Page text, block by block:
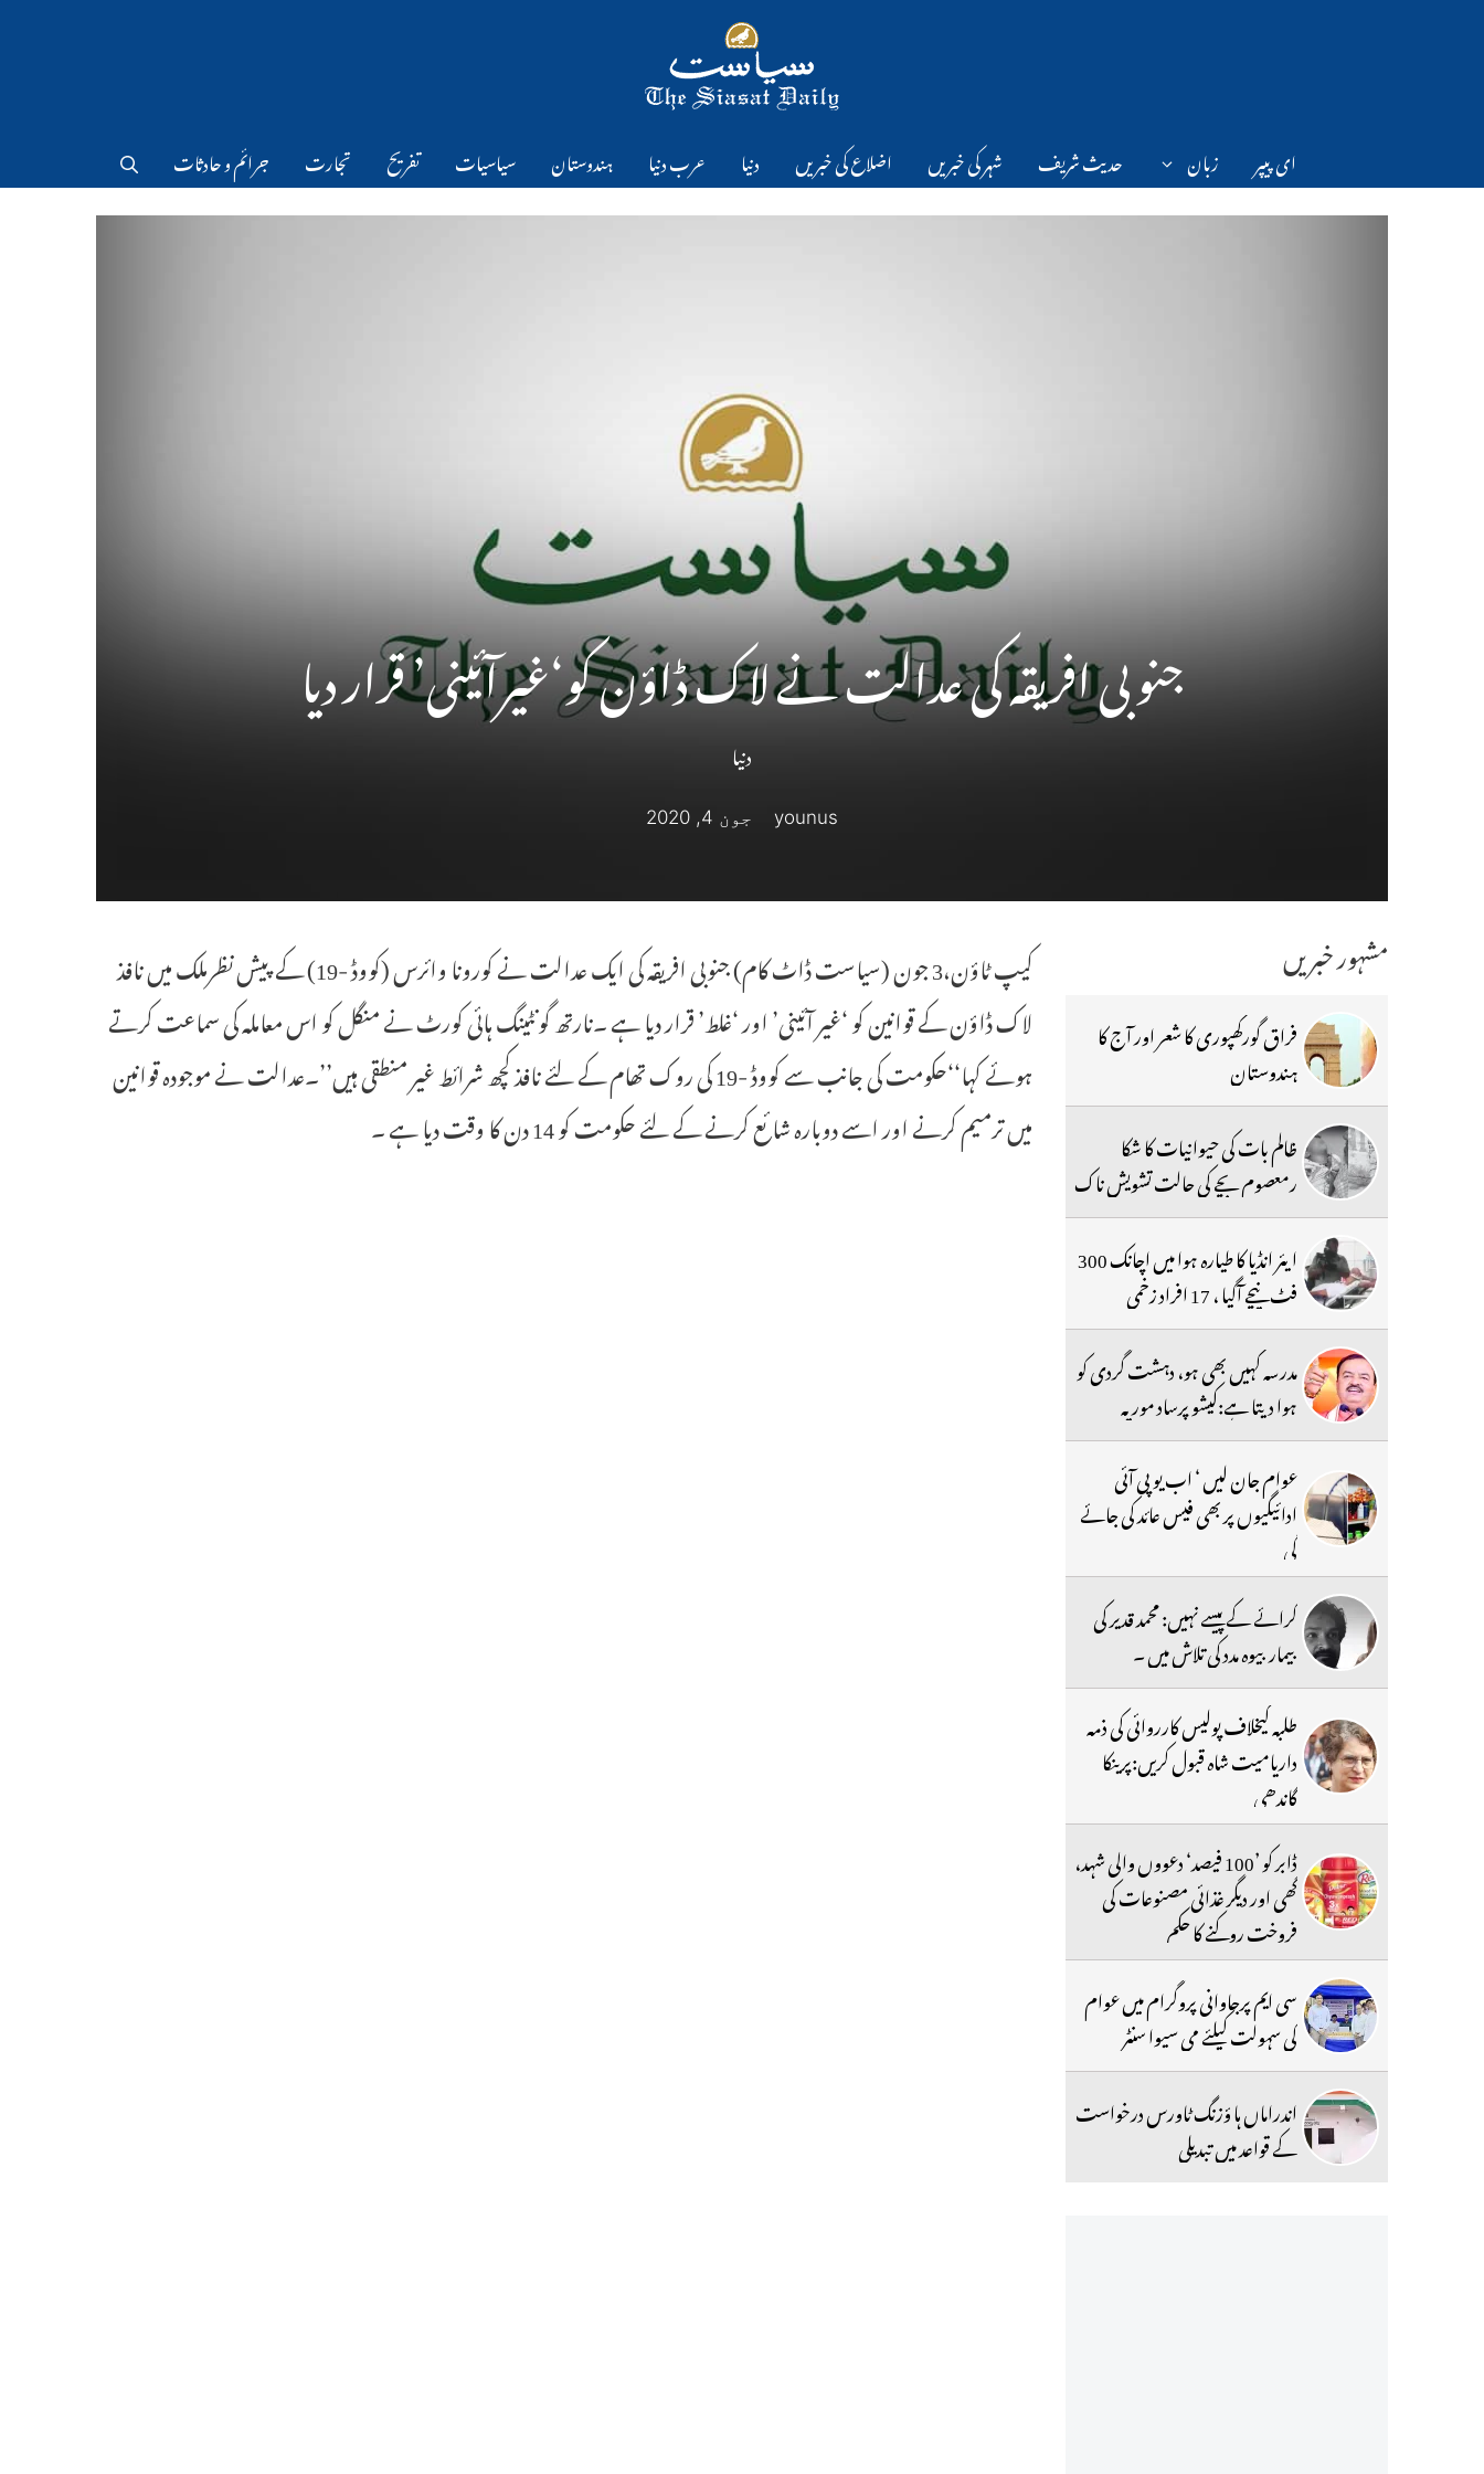
ای پیپر زبان حدیث شریف شہر کی خبریں اضلاع کی خبریں دنیا عرب دنیا ہندوستان سیاسیات تفریح تجارت جرائم و حادثات
جنوبی افریقہ کی عدالت نے لاک ڈاؤن کو‘غیرآئینی’ قرار دیا
دنیا
younus جون 4, 2020
کیپ ٹاؤن،3 جون (سیاست ڈاٹ کام) جنوبی افریقہ کی ایک عدالت نے کورونا وائرس (کووڈ -19) کے پیش نظرملک میں نافذ
لاک ڈاؤن کے قوانین کو ‘غیر آئینی’ اور ‘غلط’ قرار دیا ہے ۔نارتھ گونٹینگ ہائی کورٹ نے منگل کو اس معاملہ کی سماعت کرتے
ہوئے کہا‘‘حکومت کی جانب سے کووڈ -19 کی روک تھام کے لئے نافذ کچھ شرائط غیر منطقی ہیں’’۔عدالت نے موجودہ قوانین
میں ترمیم کرنے اور اسے دوبارہ شائع کرنے کے لئے حکومت کو 14 دن کا وقت دیا ہے ۔
مشہور خبریں
فراق گورکھپوری کا شعر اور آج کا
ہندوستان
ظالم بات کی حیوانیات کا شکا
رمعصوم بچے کی حالت تشویش ناک
ایئر انڈیا کا طیارہ ہوا میں اچانک 300
فٹ نیچے آگیا ، 17 افراد زخمی
مدرسہ کہیں بھی ہو، دہشت گردی کو
ہوا دیتا ہے:کیشو پرساد موریہ
عوام جان لیں ‘ اب یو پی آئی
ادائیگیوں پر بھی فیس عائد کی جائے
گی
کرائے کے پیسے نہیں: محمد قدیر کی
بیمار بیوہ مدد کی تلاش میں ۔
طلبہ کیخلاف پولیس کارروائی کی ذمہ
داریامیت شاہ قبول کریں:پرینکا
گاندھی
ڈابر کو ’100 فیصد‘ دعووں والی شہد،
گھی اور دیگر غذائی مصنوعات کی
فروخت روکنے کا حکم
سی ایم پرجاوانی پروگرام میں عوام
کی سہولت کیلئے می سیوا سنٹر
اندراماں ہا ؤزنگ ٹاورس درخواست
کے قواعد میں تبدیلی